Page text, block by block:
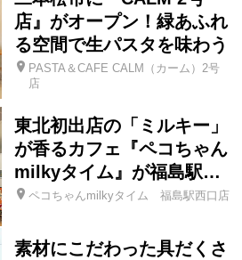
店』がオープン！緑あふれ
る空間で生パスタを味わう
PASTA＆CAFE CALM（カーム）2号
店
東北初出店の「ミルキー」
が香るカフェ『ペコちゃん
milkyタイム』が福島駅…
ペコちゃんmilkyタイム 福島駅西口店
素材にこだわった具だくさ